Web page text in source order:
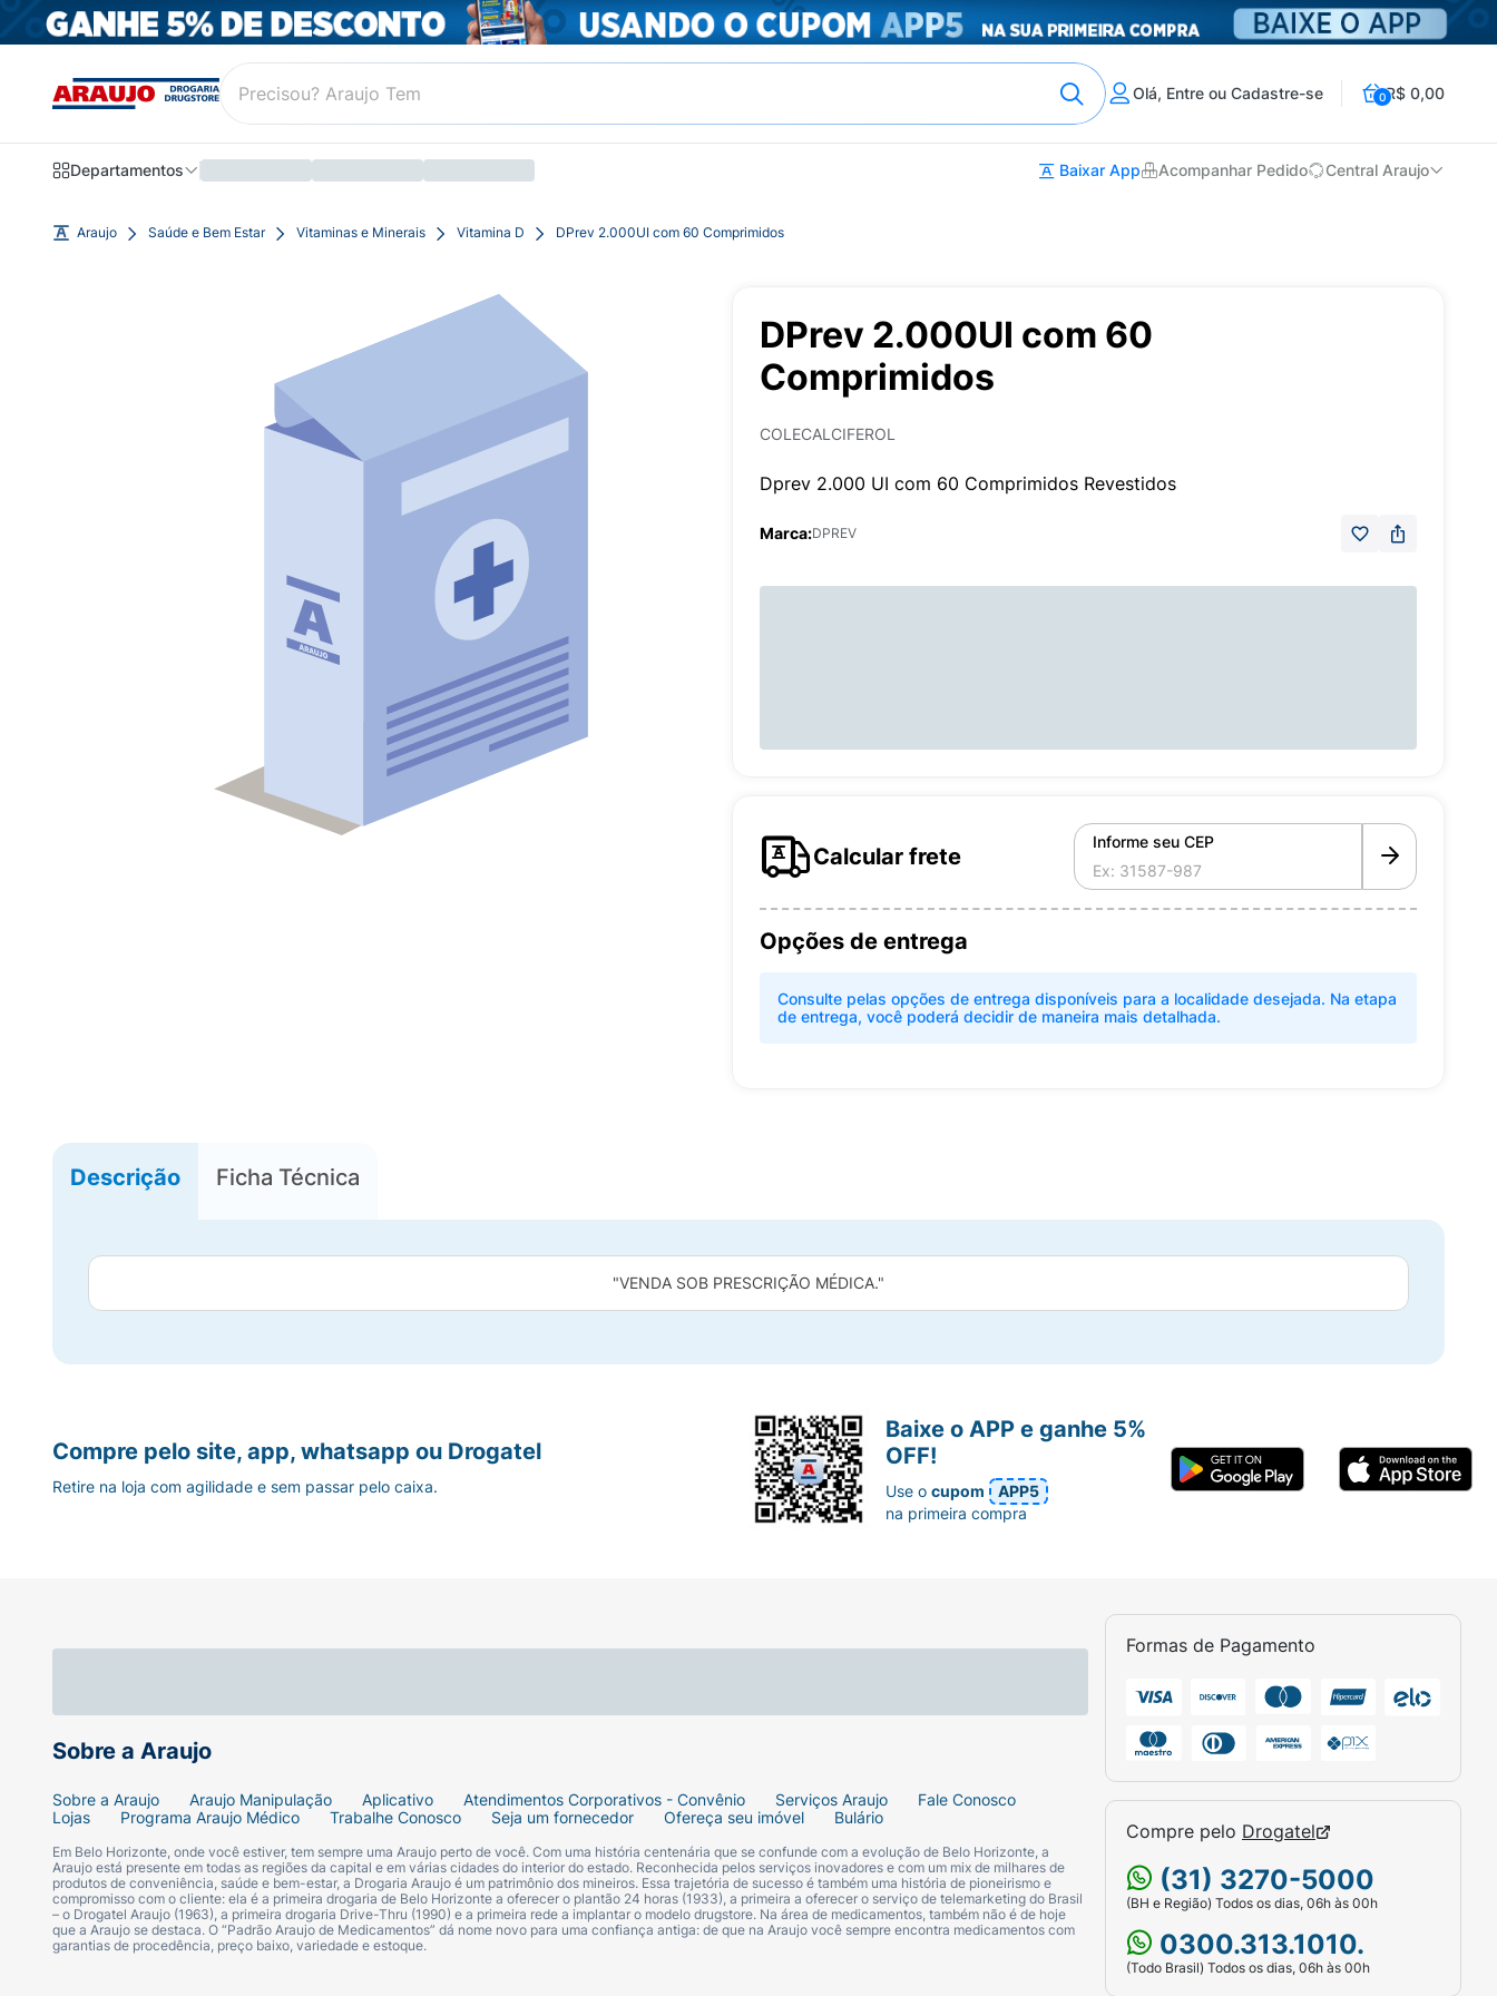
Olá, Entre ou Cadastre-se 0R$ 0,00
Departamentos Baixar App Acompanhar Pedido Central Araujo
Araujo Saúde e Bem Estar Vitaminas e Minerais Vitamina D DPrev 2.000UI com 60 Comprimidos
DPrev 2.000UI com 60
Comprimidos
COLECALCIFEROL
Dprev 2.000 UI com 60 Comprimidos Revestidos
Marca:DPREV
Calcular frete
Informe seu CEP
Opções de entrega
Consulte pelas opções de entrega disponíveis para a localidade desejada. Na etapa
de entrega, você poderá decidir de maneira mais detalhada.
Descrição Ficha Técnica
"VENDA SOB PRESCRIÇÃO MÉDICA."
Sobre a Araujo
Sobre a Araujo Araujo Manipulação Aplicativo Atendimentos Corporativos - Convênio Serviços Araujo
Fale Conosco
Lojas
Programa Araujo Médico Trabalhe Conosco Seja um fornecedor Ofereça seu imóvel Bulário
Em Belo Horizonte, onde você estiver, tem sempre uma Araujo perto de você. Com uma história centenária que se confunde com a evolução de Belo Horizonte, a
Araujo está presente em todas as regiões da capital e em várias cidades do interior do estado. Reconhecida pelos serviços inovadores e com um mix de milhares de
produtos de conveniência, saúde e bem-estar, a Drogaria Araujo é um patrimônio dos mineiros. Essa trajetória de sucesso é também uma história de pioneirismo e
compromisso com o cliente: ela é a primeira drogaria de Belo Horizonte a oferecer o plantão 24 horas (1933), a primeira a oferecer o serviço de telemarketing do Brasil
– o Drogatel Araujo (1963), a primeira drogaria Drive-Thru (1990) e a primeira rede a implantar o modelo drugstore. Na área de medicamentos, também não é de hoje
que a Araujo se destaca. O “Padrão Araujo de Medicamentos” dá nome novo para uma confiança antiga: de que na Araujo você sempre encontra medicamentos com
garantias de procedência, preço baixo, variedade e estoque.
Formas de Pagamento
Compre pelo Drogatel
(31) 3270-5000
(BH e Região) Todos os dias, 06h às 00h
0300.313.1010.
(Todo Brasil) Todos os dias, 06h às 00h
Compre pelo site, app, whatsapp ou Drogatel
Retire na loja com agilidade e sem passar pelo caixa.
Baixe o APP e ganhe 5%
OFF!
Use ocupom
APP5
na primeira compra